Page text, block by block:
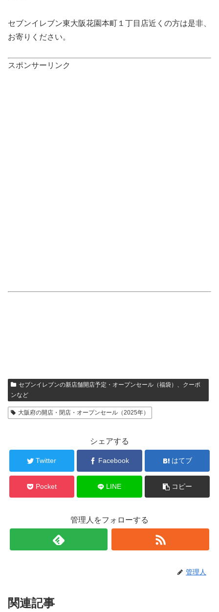
セブンイレブン東大阪花園本町１丁目店近くの方は是非、
お寄りください。
スポンサーリンク
セブンイレブンの新店舗開店予定・オープンセール（福袋）、クーポ
ンなど
大阪府の開店・閉店・オープンセール（2025年）
シェアする
Twitter Facebook はてブ
Pocket LINE コピー
管理人をフォローする
管理人
関連記事